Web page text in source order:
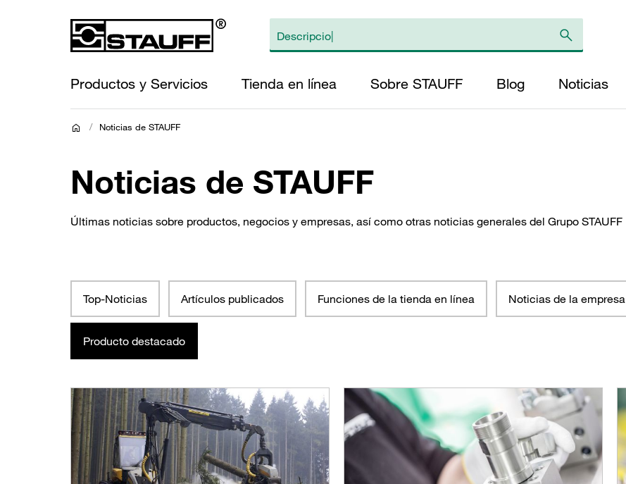
Productos y Servicios Tienda en línea Sobre STAUFF Blog Noticias
/ Noticias de STAUFF
Noticias de STAUFF
Últimas noticias sobre productos, negocios y empresas, así como otras noticias generales del Grupo STAUFF
Top-Noticias Artículos publicados Funciones de la tienda en línea Noticias de la empresa
Producto destacado